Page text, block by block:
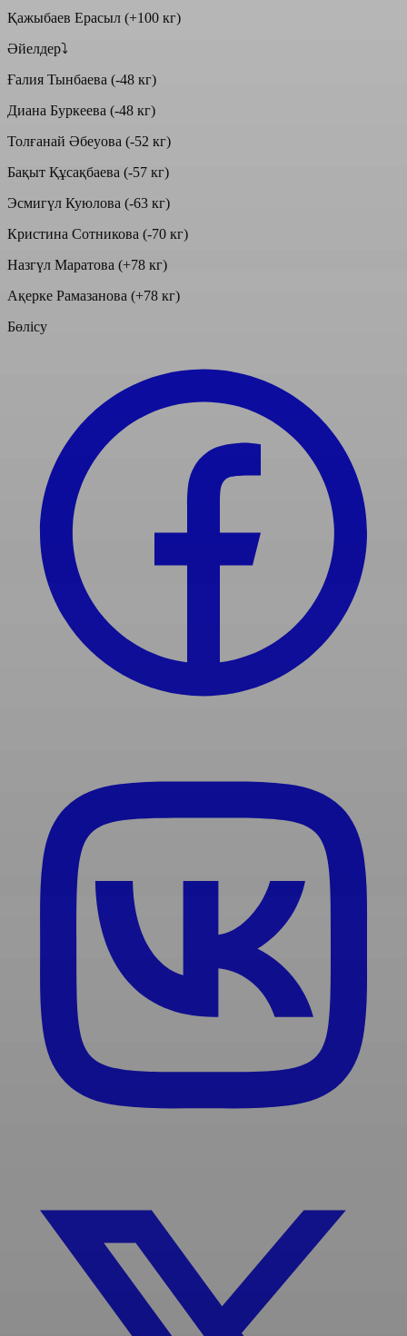
Қажыбаев Ерасыл (+100 кг)
Әйелдер⤵️
Ғалия Тынбаева (-48 кг)
Диана Буркеева (-48 кг)
Толғанай Әбеуова (-52 кг)
Бақыт Құсақбаева (-57 кг)
Эсмигүл Куюлова (-63 кг)
Кристина Сотникова (-70 кг)
Назгүл Маратова (+78 кг)
Ақерке Рамазанова (+78 кг)
Бөлісу